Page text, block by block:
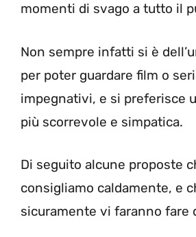
momenti di svago a tutto il
Non sempre infatti si è
per poter guardare film o
impegnativi, e si preferisce
più scorrevole e simpatica.
Di seguito alcune proposte
consigliamo caldamente, e
sicuramente vi faranno fare